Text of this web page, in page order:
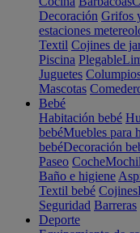
Decoración Grifos
estaciones
Textil Cojines de
Piscina Plegable
Juguetes
Mascotas
Bebé
Habitación bebé
bebéMuebles para
bebéDecoración
Paseo Coche
Baño e higiene
Textil bebé Cojines
Seguridad Barreras
Deporte